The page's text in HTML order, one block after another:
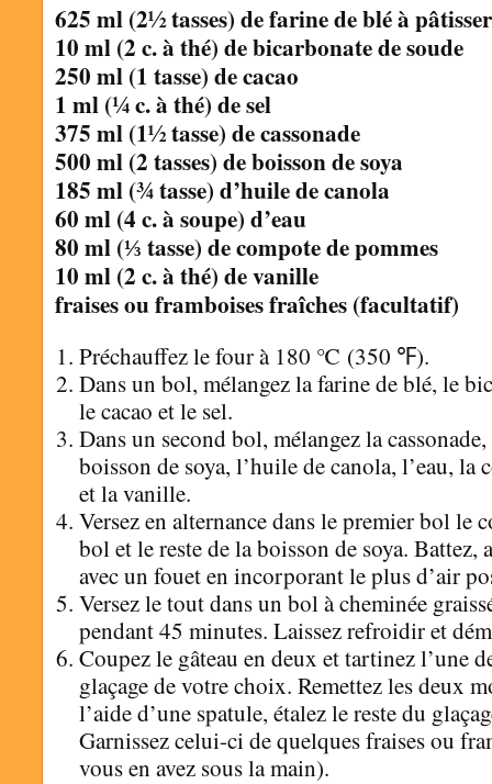
625 ml (2½ tasses) de farine de blé à
10 ml (2 c. à thé) de bicarbonate de soude
250 ml (1 tasse) de cacao
1 ml (¼ c. à thé) de sel
375 ml (1½ tasse) de cassonade
500 ml (2 tasses) de boisson de soya
185 ml (¾ tasse) d’huile de canola
60 ml (4 c. à soupe) d’eau
80 ml (⅓ tasse) de compote de pommes
10 ml (2 c. à thé) de vanille
fraises ou framboises fraîches (facultatif)
Préchauffez le four à 180 ℃ (350 ℉).
Dans un bol, mélangez la farine de blé, le
le cacao et le sel.
Dans un second bol, mélangez la
boisson de soya, l’huile de canola, l’eau, la
et la vanille.
Versez en alternance dans le premier bol le
bol et le reste de la boisson de soya. Battez,
avec un fouet en incorporant le plus d’air
Versez le tout dans un bol à cheminée
pendant 45 minutes. Laissez refroidir et
Coupez le gâteau en deux et tartinez l’une
glaçage de votre choix. Remettez les deux
l’aide d’une spatule, étalez le reste du
Garnissez celui-ci de quelques fraises ou
vous en avez sous la main).